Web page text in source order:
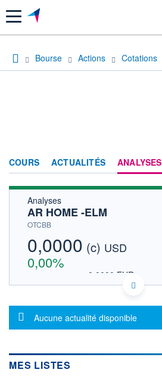
Menu
Bourse Actions Cotations
COURS ACTUALITÉS ANALYSES
Analyses
AR HOME -ELM
OTCBB
0,0000 (c) USD
0,00%
0,0000 EUR
DONNÉES TEMPS DIFFÉRÉ
Politique d'exécution
Cotation sur les autres places
0,0000
Message d'information
Aucune actualité disponible
MES LISTES